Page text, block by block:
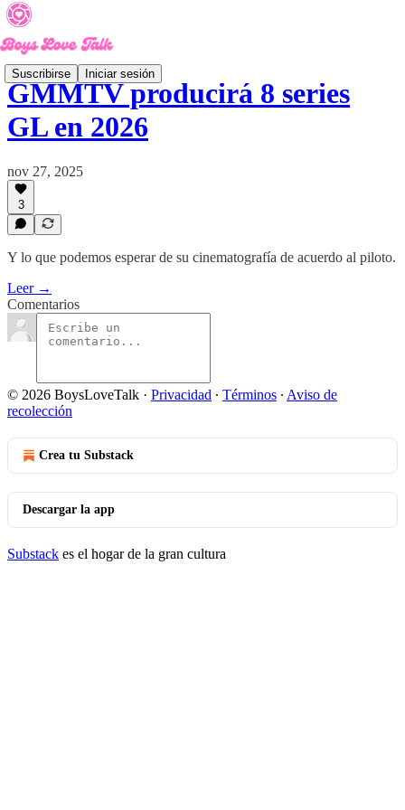
Suscribirse Iniciar sesión
GMMTV producirá 8 series
GL en 2026
nov 27, 2025
3
Y lo que podemos esperar de su cinematografía de acuerdo al piloto.
Leer →
Comentarios
© 2026 BoysLoveTalk · Privacidad ∙ Términos ∙ Aviso de
recolección
Crea tu Substack
Descargar la app
Substack es el hogar de la gran cultura